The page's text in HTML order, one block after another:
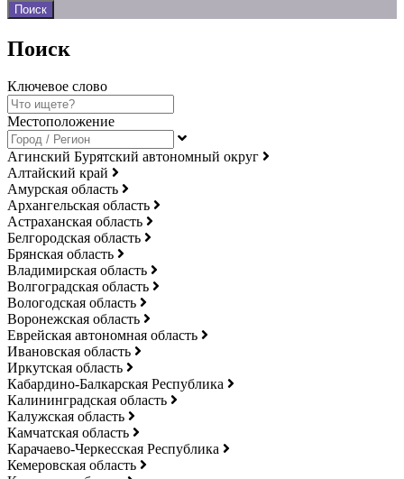
Поиск
Поиск
Ключевое слово
Местоположение
Агинский Бурятский автономный округ
Алтайский край
Амурская область
Архангельская область
Астраханская область
Белгородская область
Брянская область
Владимирская область
Волгоградская область
Вологодская область
Воронежская область
Еврейская автономная область
Ивановская область
Иркутская область
Кабардино-Балкарская Республика
Калининградская область
Калужская область
Камчатская область
Карачаево-Черкесская Республика
Кемеровская область